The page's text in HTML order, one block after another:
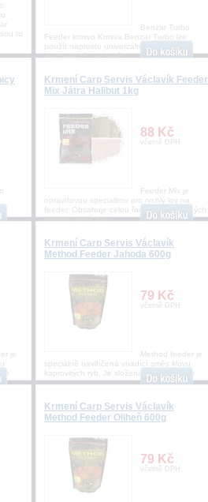
to
Benzar Turbo
Feeder krmivo Krmiva Benzar Turbo lze
použít naprosto univerzální, jsou to
jednoduché, ale skvěl
Krmení Carp Servis Václavík Feeder
Mix Játra Halibut 1kg
88 Kč
včetně DPH
Feeder Mix je
opravdovou specialitou pro rychlý lov na
feeder. Obsahuje celou řadu neodolatelných
surovin, které nav
je
Krmení Carp Servis Václavík
Method Feeder Jahoda 600g
79 Kč
včetně DPH
Method feeder je
speciálně navlhčená vnadící směs klovu
kaprovitých ryb. Je složena zširokého spe
Krmení Carp Servis Václavík
Method Feeder Oliheň 600g
79 Kč
včetně DPH